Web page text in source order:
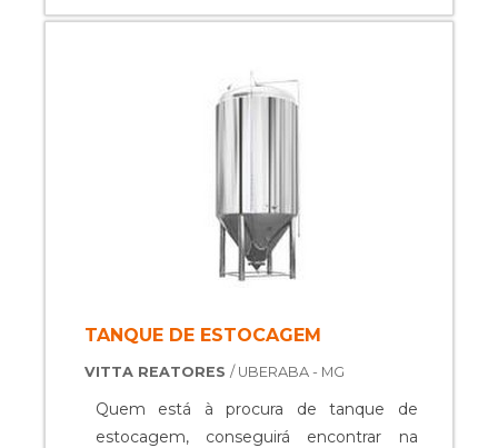
durabilidade dos materiais, além de evitar
de peças defeituosas. Assim, é possível ...
TANQUE DE ESTOCAGEM
VITTA REATORES / UBERABA - MG
Quem está à procura de tanque de
estocagem, conseguirá encontrar na